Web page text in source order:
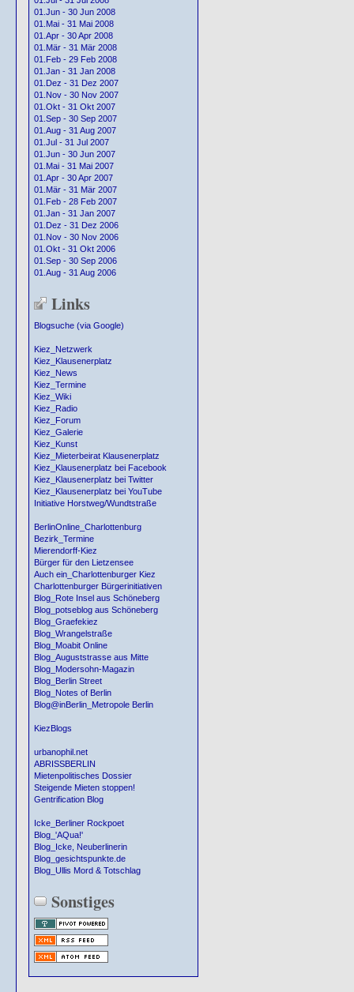
01.Jun - 30 Jun 2008
01.Mai - 31 Mai 2008
01.Apr - 30 Apr 2008
01.Mär - 31 Mär 2008
01.Feb - 29 Feb 2008
01.Jan - 31 Jan 2008
01.Dez - 31 Dez 2007
01.Nov - 30 Nov 2007
01.Okt - 31 Okt 2007
01.Sep - 30 Sep 2007
01.Aug - 31 Aug 2007
01.Jul - 31 Jul 2007
01.Jun - 30 Jun 2007
01.Mai - 31 Mai 2007
01.Apr - 30 Apr 2007
01.Mär - 31 Mär 2007
01.Feb - 28 Feb 2007
01.Jan - 31 Jan 2007
01.Dez - 31 Dez 2006
01.Nov - 30 Nov 2006
01.Okt - 31 Okt 2006
01.Sep - 30 Sep 2006
01.Aug - 31 Aug 2006
Links
Blogsuche (via Google)
Kiez_Netzwerk
Kiez_Klausenerplatz
Kiez_News
Kiez_Termine
Kiez_Wiki
Kiez_Radio
Kiez_Forum
Kiez_Galerie
Kiez_Kunst
Kiez_Mieterbeirat Klausenerplatz
Kiez_Klausenerplatz bei Facebook
Kiez_Klausenerplatz bei Twitter
Kiez_Klausenerplatz bei YouTube
Initiative Horstweg/Wundtstraße
BerlinOnline_Charlottenburg
Bezirk_Termine
Mierendorff-Kiez
Bürger für den Lietzensee
Auch ein_Charlottenburger Kiez
Charlottenburger Bürgerinitiativen
Blog_Rote Insel aus Schöneberg
Blog_potseblog aus Schöneberg
Blog_Graefekiez
Blog_Wrangelstraße
Blog_Moabit Online
Blog_Auguststrasse aus Mitte
Blog_Modersohn-Magazin
Blog_Berlin Street
Blog_Notes of Berlin
Blog@inBerlin_Metropole Berlin
KiezBlogs
urbanophil.net
ABRISSBERLIN
Mietenpolitisches Dossier
Steigende Mieten stoppen!
Gentrification Blog
Icke_Berliner Rockpoet
Blog_'AQua!'
Blog_Icke, Neuberlinerin
Blog_gesichtspunkte.de
Blog_Ullis Mord & Totschlag
Sonstiges